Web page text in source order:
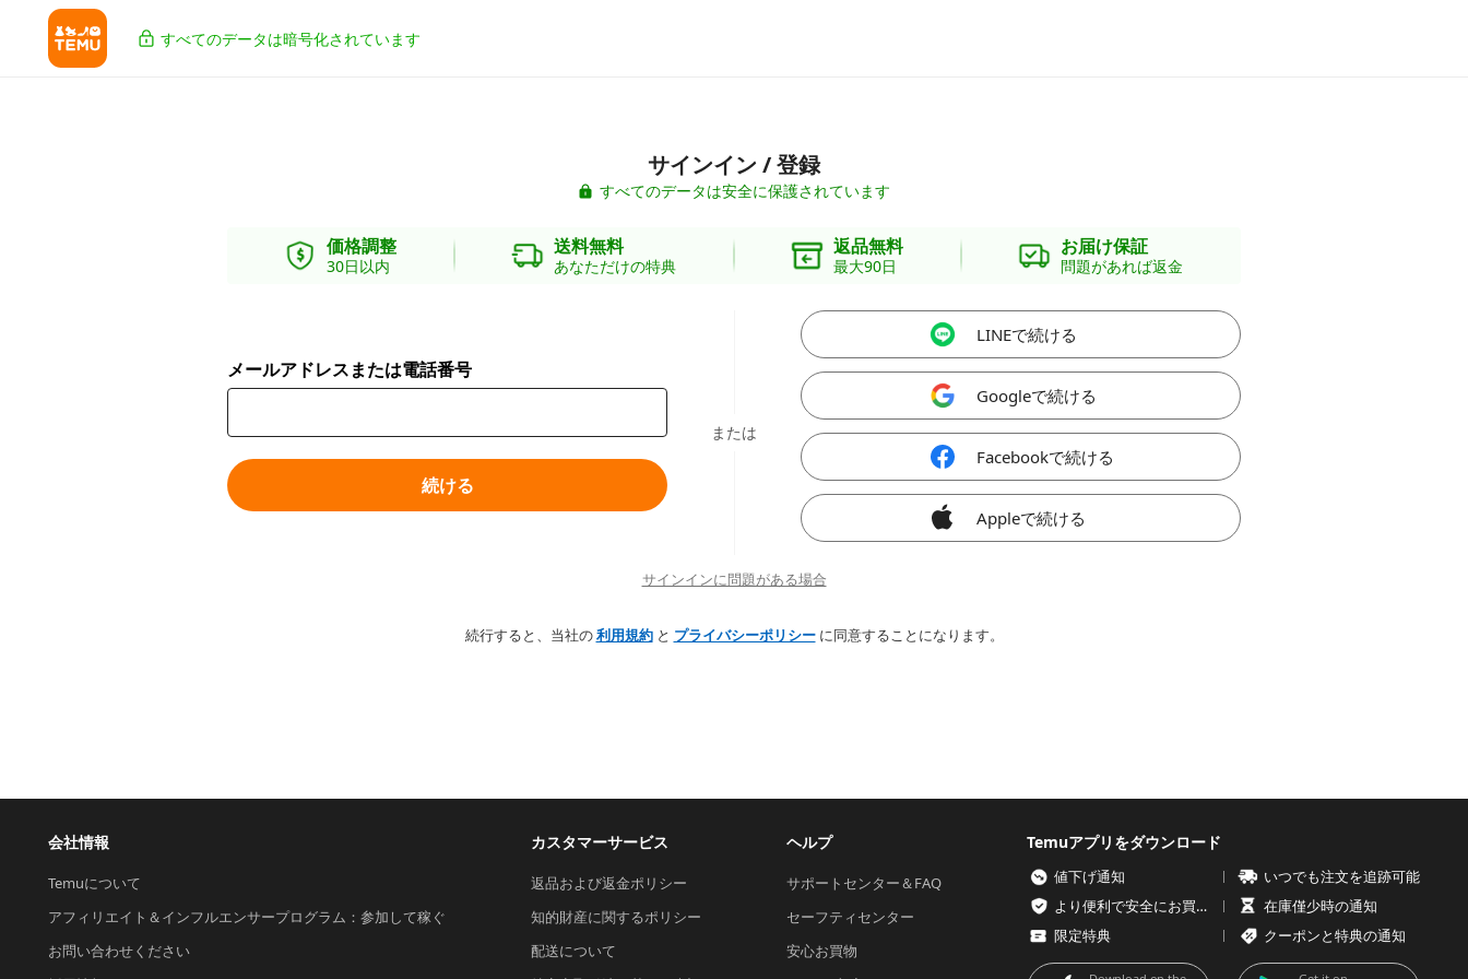
すべてのデータは暗号化されています
サインイン / 登録
すべてのデータは安全に保護されています
価格調整
30日以内
送料無料
あなただけの特典
返品無料
最大90日
お届け保証
問題があれば返金
メールアドレスまたは電話番号
続ける
または
LINEで続ける
Googleで続ける
Facebookで続ける
Appleで続ける
サインインに問題がある場合
続行すると、当社の利用規約と プライバシーポリシーに同意することになります。
会社情報
Temuについて
アフィリエイト＆インフルエンサープログラム：参加して稼ぐ
お問い合わせください
カスタマーサービス
返品および返金ポリシー
知的財産に関するポリシー
配送について
ヘルプ
サポートセンター＆FAQ
セーフティセンター
安心お買物
Temuアプリをダウンロード
値下げ通知
いつでも注文を追跡可能
より便利で安全にお買い物を
在庫僅少時の通知
限定特典
クーポンと特典の通知